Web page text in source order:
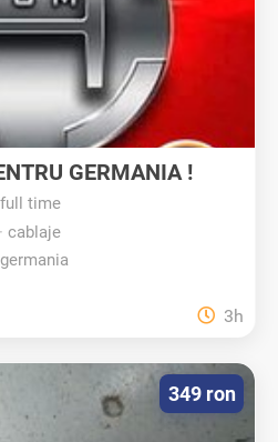
GERMANIA !
full time
cablaje
germania
3h
349 ron